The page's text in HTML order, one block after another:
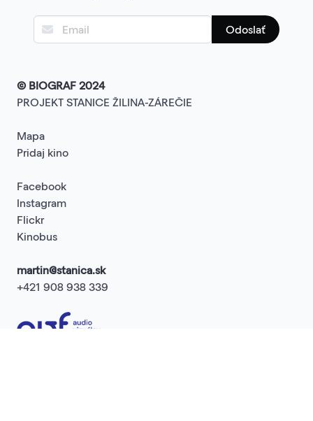
Odoslať
© BIOGRAF 2024
PROJEKT STANICE ŽILINA-ZÁREČIE
Mapa
Pridaj kino
Facebook
Instagram
Flickr
Kinobus
martin@stanica.sk
+421 908 938 339